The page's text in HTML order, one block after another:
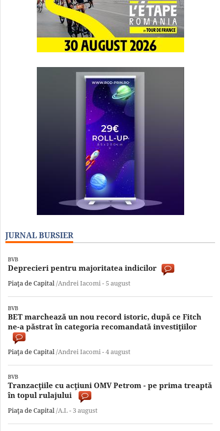
JURNAL BURSIER
BVB
Deprecieri pentru majoritatea indicilor
Piaţa de Capital /Andrei Iacomi - 5 august
BVB
BET marchează un nou record istoric, după ce Fitch
ne-a păstrat în categoria recomandată investiţiilor
Piaţa de Capital /Andrei Iacomi -4 august
BVB
Tranzacţiile cu acţiuni OMV Petrom - pe prima treaptă
în topul rulajului
Piaţa de Capital /A.I. - 3 august